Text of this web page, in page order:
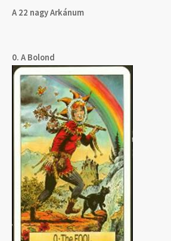
A 22 nagy Arkánum
0. A Bolond